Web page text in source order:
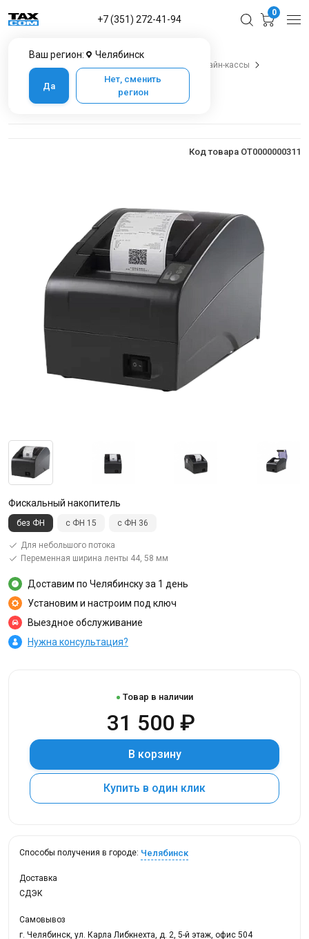
Ваш регион: Челябинск
Да
Нет, сменить
регион
+7 (351) 272-41-94
0
Онлайн-кассы
Онлайн-кассы Атол
Касса АТОЛ 20Ф
Касса АТОЛ 20Ф
Код товара OT0000000311
Фискальный накопитель
без ФН с ФН 15 с ФН 36
Для небольшого потока
Переменная ширина ленты 44, 58 мм
Доставим по Челябинску за 1 день
Установим и настроим под ключ
Выездное обслуживание
Нужна консультация?
Товар в наличии
31 500 ₽
В корзину
Купить в один клик
Способы получения в городе: Челябинск
Доставка
СДЭК
Самовывоз
г. Челябинск, ул. Карла Либкнехта, д. 2, 5-й этаж, офис 504